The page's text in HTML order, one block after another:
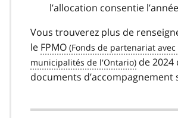
l’allocation consentie
Vous trouverez plus de
le FPMO
de 2024
documents d’accompagnement